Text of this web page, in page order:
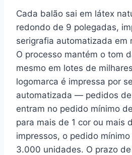
Cada balão sai em látex
redondo de 9 polegadas,
serigrafia automatizada em
O processo mantém o tom
mesmo em lotes de
logomarca é impressa por
automatizada — pedidos
entram no pedido mínimo
para mais de 1 cor ou mais
impressos, o pedido
3.000 unidades. O prazo